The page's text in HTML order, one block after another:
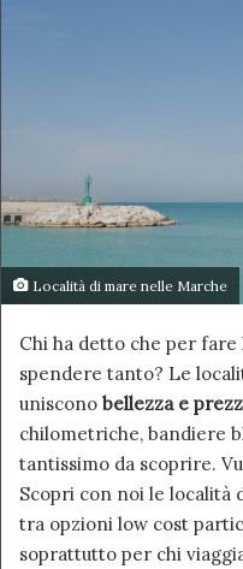
Località di mare nelle Marche
Chi ha detto che per fare
spendere tanto? Le
uniscono bellezza e
chilometriche, bandiere
tantissimo da scoprire.
Scopri con noi le località
tra opzioni low cost
soprattutto per chi